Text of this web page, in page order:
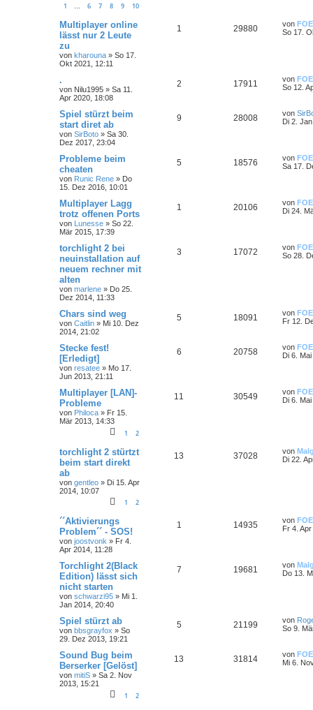
1 … 6 7 8 9 10
Multiplayer online
lässt nur 2 Leute
zu
von kharouna » So 17.
Okt 2021, 12:11
1 29880 von FOE
So 17.
.
von Nilu1995 » Sa 11.
Apr 2020, 18:08
2 17911 von FOE
So 12.
Spiel stürzt beim
start diret ab
von SirBoto » Sa 30.
Dez 2017, 23:04
9 28008 von
Di 2.
Probleme beim
cheaten
von Runic Rene » Do
15. Dez 2016, 10:01
5 18576 von FOE
Sa 17.
Multiplayer Lagg
trotz offenen Ports
von Lunesse » So 22.
Mär 2015, 17:39
1 20106 von FOE
Di 24.
torchlight 2 bei
neuinstallation auf
neuem rechner mit
alten
von marlene » Do 25.
Dez 2014, 11:33
3 17072 von FOE
So 28.
Chars sind weg
von Caitlin » Mi 10. Dez
2014, 21:02
5 18091 von FOE
Fr 12.
Stecke fest!
[Erledigt]
von resatee » Mo 17.
Jun 2013, 21:11
6 20758 von FOE
Di 6.
Multiplayer [LAN]-
Probleme
von Philoca » Fr 15.
Mär 2013, 14:33
1 2
11 30549 von FOE
Di 6.
torchlight 2 stürtzt
beim start direkt
ab
von gentleo » Di 15. Apr
2014, 10:07
1 2
13 37028 von
Di 22.
´´Aktivierungs
Problem´´ - SOS!
von joostvonk » Fr 4.
Apr 2014, 11:28
1 14935 von FOE
Fr 4.
Torchlight 2(Black
Edition) lässt sich
nicht starten
von schwarzi95 » Mi 1.
Jan 2014, 20:40
7 19681 von
Do 13.
Spiel stürzt ab
von bbsgrayfox » So
29. Dez 2013, 19:21
5 21199 von
So 9.
Sound Bug beim
Berserker [Gelöst]
von mitiS » Sa 2. Nov
2013, 15:21
1 2
13 31814 von FOE
Mi 6.